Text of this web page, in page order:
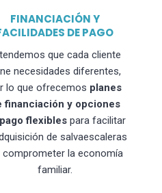
FINANCIACIÓN Y
DE PAGO
que cada cliente
necesidades diferentes,
lo que ofrecemos planes
financiación y opciones
flexiblespara facilitar
de salvaescaleras
comprometer la economía
familiar.